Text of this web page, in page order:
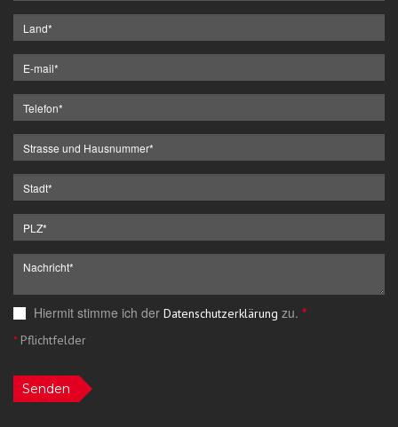
Hiermit stimme ich der Datenschutzerklärung zu. *
*Pflichtfelder
Senden